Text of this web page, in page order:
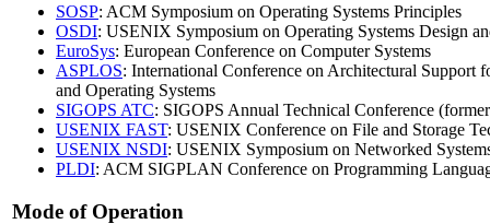
SOSP: ACM Symposium on Operating Systems Principles
OSDI: USENIX Symposium on Operating Systems Design
EuroSys: European Conference on Computer Systems
ASPLOS: International Conference on Architectural Support
and Operating Systems
SIGOPS ATC: SIGOPS Annual Technical Conference
USENIX FAST: USENIX Conference on File and Storage
USENIX NSDI: USENIX Symposium on Networked
PLDI: ACM SIGPLAN Conference on Programming
Mode of Operation